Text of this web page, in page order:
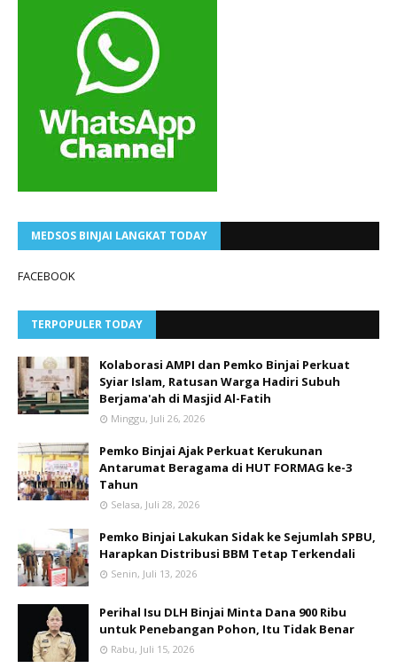
MEDSOS BINJAI LANGKAT TODAY
FACEBOOK
TERPOPULER TODAY
Kolaborasi AMPI dan Pemko Binjai Perkuat
Syiar Islam, Ratusan Warga Hadiri Subuh
Berjama'ah di Masjid Al-Fatih
Minggu, Juli 26, 2026
Pemko Binjai Ajak Perkuat Kerukunan
Antarumat Beragama di HUT FORMAG ke-3
Tahun
Selasa, Juli 28, 2026
Pemko Binjai Lakukan Sidak ke Sejumlah SPBU,
Harapkan Distribusi BBM Tetap Terkendali
Senin, Juli 13, 2026
Perihal Isu DLH Binjai Minta Dana 900 Ribu
untuk Penebangan Pohon, Itu Tidak Benar
Rabu, Juli 15, 2026